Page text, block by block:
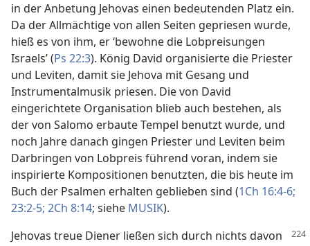
in der Anbetung Jehovas einen bedeutenden Platz ein.
Da der Allmächtige von allen Seiten gepriesen wurde,
hieß es von ihm, er ‘bewohne die Lobpreisungen
Israels’ (Ps 22:3). König David organisierte die Priester
und Leviten, damit sie Jehova mit Gesang und
Instrumentalmusik priesen. Die von David
eingerichtete Organisation blieb auch bestehen, als
der von Salomo erbaute Tempel benutzt wurde, und
noch Jahre danach gingen Priester und Leviten beim
Darbringen von Lobpreis führend voran, indem sie
inspirierte Kompositionen benutzten, die bis heute im
Buch der Psalmen erhalten geblieben sind (1Ch 16:4-6;
23:2-5; 2Ch 8:14; siehe MUSIK).
Jehovas treue Diener ließen sich durch nichts davon